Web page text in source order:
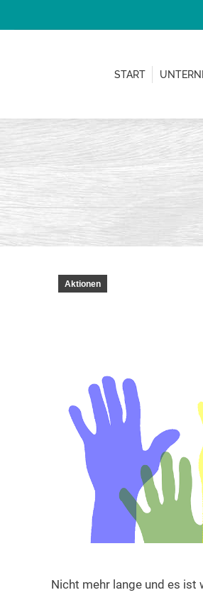
START
Aktionen
Nicht mehr lange und es ist